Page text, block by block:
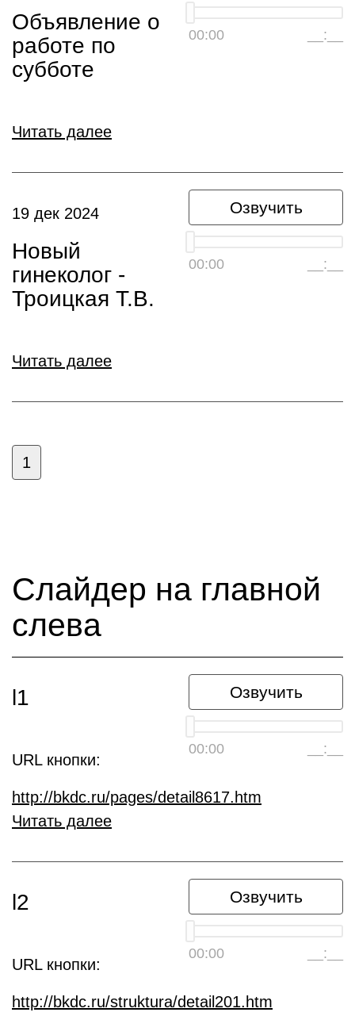
00:00 __:__
Объявление о
работе по
субботе
Читать далее
Озвучить
00:00 __:__
19 дек 2024
Новый
гинеколог -
Троицкая Т.В.
Читать далее
1
Слайдер на главной
слева
Озвучить
00:00 __:__
l1
URL кнопки:
http://bkdc.ru/pages/detail8617.htm
Читать далее
Озвучить
00:00 __:__
l2
URL кнопки:
http://bkdc.ru/struktura/detail201.htm